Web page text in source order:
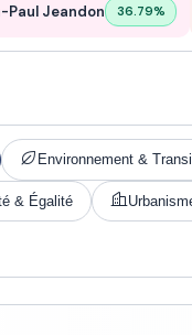
Paul Jeandon 36.79%
Environnement &
& Égalité